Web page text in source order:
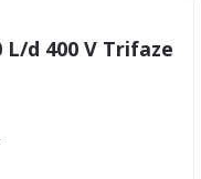
L/d 400 V Trifaze